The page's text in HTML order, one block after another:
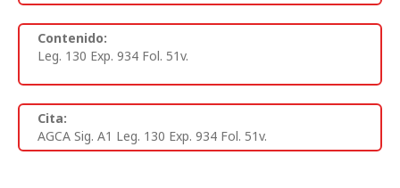
Contenido:
Leg. 130 Exp. 934 Fol. 51v.
Cita:
AGCA Sig. A1 Leg. 130 Exp. 934 Fol. 51v.